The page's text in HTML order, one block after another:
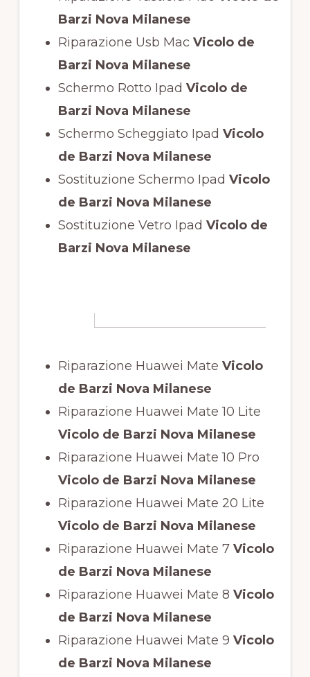
Barzi Nova Milanese
Riparazione Usb Mac Vicolo de
Barzi Nova Milanese
Schermo Rotto Ipad Vicolo de
Barzi Nova Milanese
Schermo Scheggiato Ipad Vicolo
de Barzi Nova Milanese
Sostituzione Schermo Ipad Vicolo
de Barzi Nova Milanese
Sostituzione Vetro Ipad Vicolo de
Barzi Nova Milanese
Riparazione Huawei Mate Vicolo
de Barzi Nova Milanese
Riparazione Huawei Mate 10 Lite
Vicolo de Barzi Nova Milanese
Riparazione Huawei Mate 10 Pro
Vicolo de Barzi Nova Milanese
Riparazione Huawei Mate 20 Lite
Vicolo de Barzi Nova Milanese
Riparazione Huawei Mate 7Vicolo
de Barzi Nova Milanese
Riparazione Huawei Mate 8 Vicolo
de Barzi Nova Milanese
Riparazione Huawei Mate 9 Vicolo
de Barzi Nova Milanese